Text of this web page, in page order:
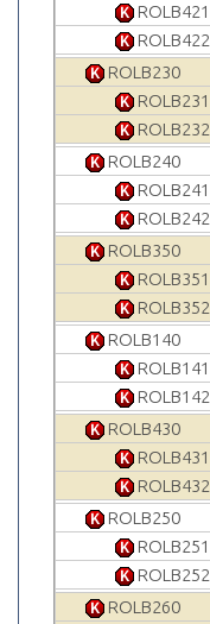
ROLB421
ROLB422
ROLB230
ROLB231
ROLB232
ROLB240
ROLB241
ROLB242
ROLB350
ROLB351
ROLB352
ROLB140
ROLB141
ROLB142
ROLB430
ROLB431
ROLB432
ROLB250
ROLB251
ROLB252
ROLB260